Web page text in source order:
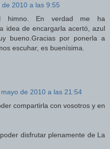
de 2010 a las 9:55
himno. En verdad me ha
idea de encargarla acertó, azul
bueno.Gracias por ponerla a
escuhar, es buenísima.
de 2010 a las 21:54
compartirla con vosotros y en
disfrutar plenamente de La